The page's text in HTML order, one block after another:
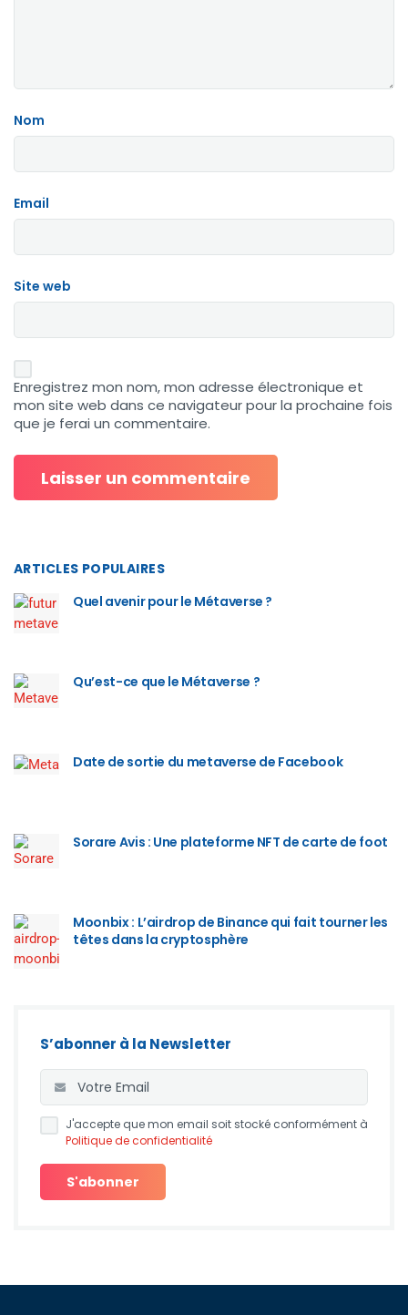
Nom
Email
Site web
Enregistrez mon nom, mon adresse électronique et
mon site web dans ce navigateur pour la prochaine fois
que je ferai un commentaire.
ARTICLES POPULAIRES
Quel avenir pour le Métaverse ?
Qu’est-ce que le Métaverse ?
Date de sortie du metaverse de Facebook
Sorare Avis : Une plateforme NFT de carte de foot
Moonbix : L’airdrop de Binance qui fait tourner les
têtes dans la cryptosphère
S’abonner à la Newsletter
J'accepte que mon email soit stocké conformément à
Politique de confidentialité